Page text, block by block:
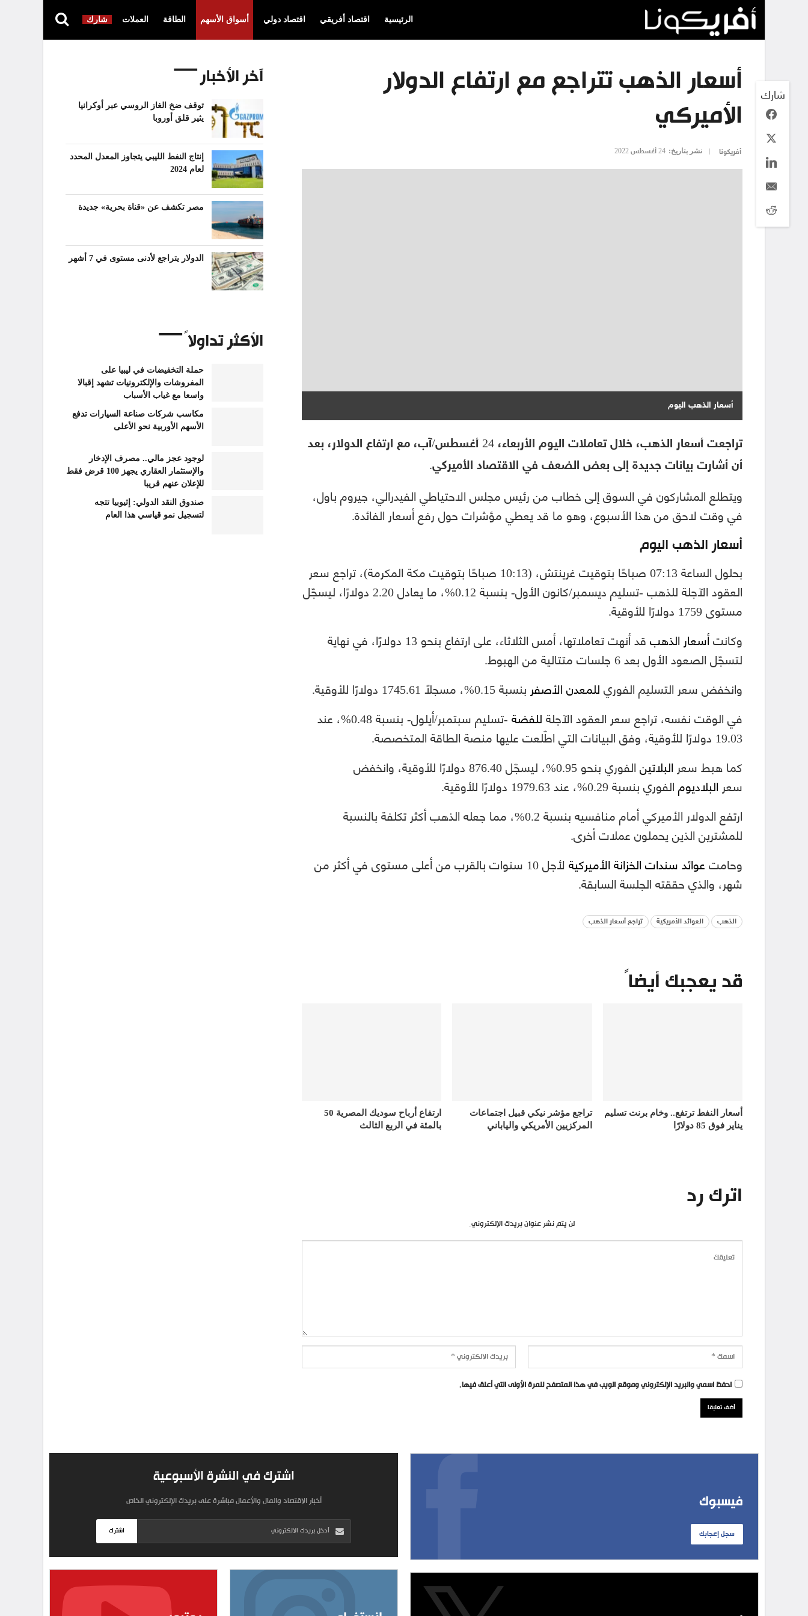
الرئيسية اقتصاد أفريقي اقتصاد دولي أسواق الأسهم الطاقة العملات شارك
أسعار الذهب تتراجع مع ارتفاع الدولار
الأميركي
أفريكونا نشر بتاريخ: 24 أغسطس 2022
أسعار الذهب اليوم
شارك
تراجعت أسعار الذهب، خلال تعاملات اليوم الأربعاء، 24 أغسطس/آب، مع ارتفاع الدولار، بعد
أن أشارت بيانات جديدة إلى بعض الضعف في الاقتصاد الأميركي.
ويتطلع المشاركون في السوق إلى خطاب من رئيس مجلس الاحتياطي الفيدرالي، جيروم باول،
في وقت لاحق من هذا الأسبوع، وهو ما قد يعطي مؤشرات حول رفع أسعار الفائدة.
أسعار الذهب اليوم
بحلول الساعة 07:13 صباحًا بتوقيت غرينتش، (10:13 صباحًا بتوقيت مكة المكرمة)، تراجع سعر
العقود الآجلة للذهب -تسليم ديسمبر/كانون الأول- بنسبة 0.12%، ما يعادل 2.20 دولارًا، ليسجّل
مستوى 1759 دولارًا للأوقية.
وكانتأسعار الذهب
قد أنهت تعاملاتها، أمس الثلاثاء، على ارتفاع بنحو 13 دولارًا، في نهاية
لتسجّل الصعود الأول بعد 6 جلسات متتالية من الهبوط.
وانخفض سعر التسليم الفوريللمعدن الأصفر بنسبة 0.15%، مسجلًا 1745.61 دولارًا للأوقية.
في الوقت نفسه، تراجع سعر العقود الآجلةللفضة
-تسليم سبتمبر/أيلول- بنسبة 0.48%، عند
19.03 دولارًا للأوقية، وفق البيانات التي اطّلعت عليها منصة الطاقة المتخصصة.
كما هبط سعر البلاتين
الفوري بنحو 0.95%، ليسجّل 876.40 دولارًا للأوقية، وانخفض
سعر البلاديومالفوري بنسبة 0.29%، عند 1979.63 دولارًا للأوقية.
ارتفع الدولار الأميركي أمام منافسيه بنسبة 0.2%، مما جعله الذهب أكثر تكلفة بالنسبة
للمشترين الذين يحملون عملات أخرى.
وحامتعوائد سندات الخزانة الأميركية
لأجل 10 سنوات بالقرب من أعلى مستوى في أكثر من
شهر، والذي حققته الجلسة السابقة.
الذهب العوائد الأمريكية تراجع أسعار الذهب
قد يعجبك أيضاً
أسعار النفط ترتفع.. وخام برنت تسليم
يناير فوق 85 دولارًا
تراجع مؤشر نيكي قبيل اجتماعات
المركزيين الأمريكي والياباني
ارتفاع أرباح سوديك المصرية 50
بالمئة في الربع الثالث
اترك رد
لن يتم نشر عنوان بريدك الإلكتروني.
احفظ اسمي والبريد الإلكتروني وموقع الويب في هذا المتصفح للمرة الأولى التي أعلق فيها.
آخر الأخبار
توقف ضخ الغاز الروسي عبر أوكرانيا
يثير قلق أوروبا
إنتاج النفط الليبي يتجاوز المعدل المحدد
لعام 2024
مصر تكشف عن «قناة بحرية» جديدة
الدولار يتراجع لأدنى مستوى في 7 أشهر
الأكثر تداولاً
حملة التخفيضات في ليبيا على
المفروشات والإلكترونيات تشهد إقبالا
واسعا مع غياب الأسباب
مكاسب شركات صناعة السيارات تدفع
الأسهم الأوربية نحو الأعلى
لوجود عجز مالي.. مصرف الإدخار
والإستثمار العقاري يجهز 100 قرض فقط
للإعلان عنهم قريبا
صندوق النقد الدولي: إثيوبيا تتجه
لتسجيل نمو قياسي هذا العام
فيسبوك
سجل إعجابك
اشترك في النشرة الأسبوعية
أخبار الاقتصاد والمال والأعمال مباشرة على بريدك الإلكتروني الخاص
اشترك